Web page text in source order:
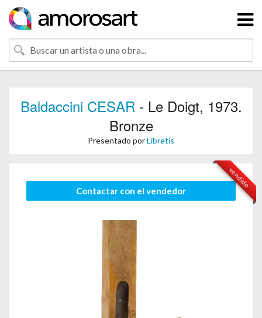
Baldaccini CESAR- Le Doigt, 1973.
Bronze
Presentado porLibretis
vendido
Contactar con el vendedor